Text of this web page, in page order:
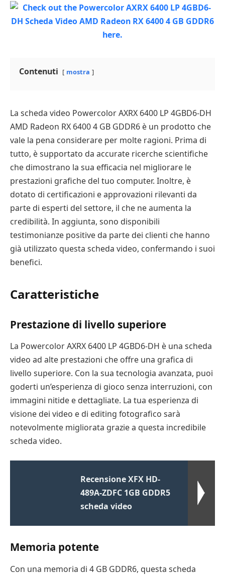
Contenuti mostra
La scheda video Powercolor AXRX 6400 LP 4GBD6-DH
AMD Radeon RX 6400 4 GB GDDR6 è un prodotto che
vale la pena considerare per molte ragioni. Prima di
tutto, è supportato da accurate ricerche scientifiche
che dimostrano la sua efficacia nel migliorare le
prestazioni grafiche del tuo computer. Inoltre, è
dotato di certificazioni e approvazioni rilevanti da
parte di esperti del settore, il che ne aumenta la
credibilità. In aggiunta, sono disponibili
testimonianze positive da parte dei clienti che hanno
già utilizzato questa scheda video, confermando i suoi
benefici.
Caratteristiche
Prestazione di livello superiore
La Powercolor AXRX 6400 LP 4GBD6-DH è una scheda
video ad alte prestazioni che offre una grafica di
livello superiore. Con la sua tecnologia avanzata, puoi
goderti un’esperienza di gioco senza interruzioni, con
immagini nitide e dettagliate. La tua esperienza di
visione dei video e di editing fotografico sarà
notevolmente migliorata grazie a questa incredibile
scheda video.
Recensione XFX HD-
489A-ZDFC 1GB GDDR5
scheda video
Memoria potente
Con una memoria di 4 GB GDDR6, questa scheda